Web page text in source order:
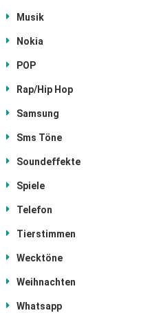
Musik
Nokia
POP
Rap/Hip Hop
Samsung
Sms Töne
Soundeffekte
Spiele
Telefon
Tierstimmen
Wecktöne
Weihnachten
Whatsapp